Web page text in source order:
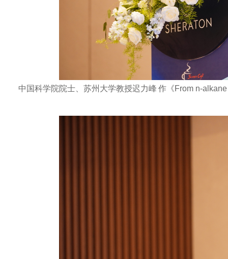
中国科学院院士、苏州大学教授迟力峰 作《From n-